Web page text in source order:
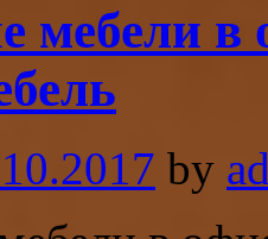
мебели в
by